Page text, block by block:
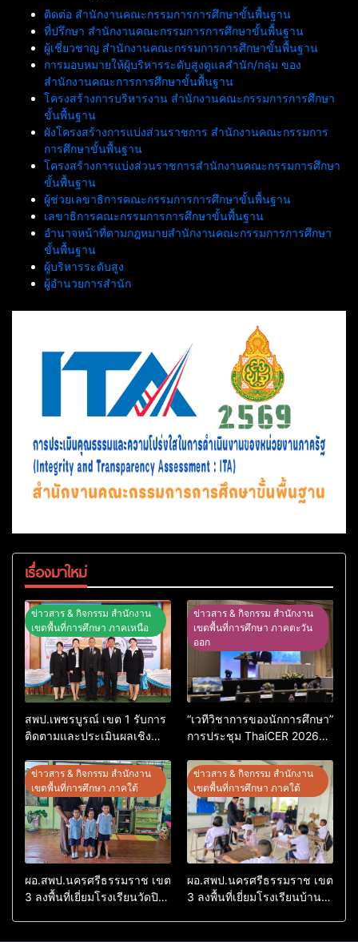
ติดต่อ สำนักงานคณะกรรมการการศึกษาขั้นพื้นฐาน
ที่ปรึกษา สำนักงานคณะกรรมการการศึกษาขั้นพื้นฐาน
ผู้เชี่ยวชาญ สำนักงานคณะกรรมการการศึกษาขั้นพื้นฐาน
การมอบหมายให้ผู้บริหารระดับสูงดูแลสำนัก/กลุ่ม ของ
สำนักงานคณะการการศึกษาขั้นพื้นฐาน
โครงสร้างการบริหารงาน สำนักงานคณะกรรมการการศึกษา
ขั้นพื้นฐาน
ผังโครงสร้างการแบ่งส่วนราชการ สำนักงานคณะกรรมการ
การศึกษาขั้นพื้นฐาน
โครงสร้างการแบ่งส่วนราชการสำนักงานคณะกรรมการศึกษา
ขั้นพื้นฐาน
ผู้ช่วยเลขาธิการคณะกรรมการการศึกษาขั้นพื้นฐาน
เลขาธิการคณะกรรมการการศึกษาขั้นพื้นฐาน
อำนาจหน้าที่ตามกฎหมายสำนักงานคณะกรรมการการศึกษา
ขั้นพื้นฐาน
ผู้บริหารระดับสูง
ผู้อำนวยการสำนัก
เรื่องมาใหม่
ข่าวสาร & กิจกรรม สำนักงาน
เขตพื้นที่การศึกษา ภาคเหนือ
สพป.เพชรบูรณ์ เขต 1 รับการ
ติดตามและประเมินผลเชิง
ต้นแบบ” ระดับประเทศ รุ่นที่ 3
ประจำปีงบประมาณ พ.ศ.
2569
ข่าวสาร & กิจกรรม สำนักงาน
เขตพื้นที่การศึกษา ภาคตะวัน
ออก
“เวทีวิชาการของนักการศึกษา”
การประชุม ThaiCER 2026
Conference on Education
Research (ThaiCER) 2026
ข่าวสาร & กิจกรรม สำนักงาน
เขตพื้นที่การศึกษา ภาคใต้
ผอ.สพป.นครศรีธรรมราช เขต
3 ลงพื้นที่เยี่ยมโรงเรียนวัดปิยา
ข่าวสาร & กิจกรรม สำนักงาน
เขตพื้นที่การศึกษา ภาคใต้
ผอ.สพป.นครศรีธรรมราช เขต
3 ลงพื้นที่เยี่ยมโรงเรียนบ้าน